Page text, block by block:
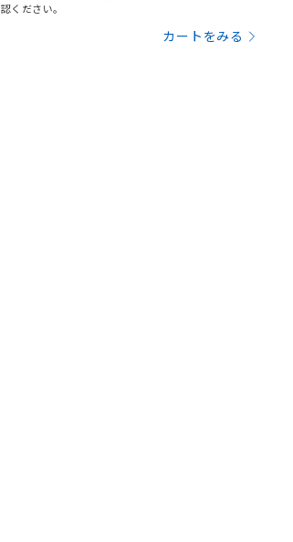
認ください。
カートをみる